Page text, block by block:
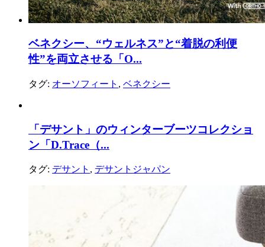
ベネクシー、“ウェルネス”と“着脱の利便
性”を両立させる「O...
タグ: オーソフィート , ベネクシー
「デサント」のウィンターブーツコレクショ
ン「D.Trace（...
タグ: デサント , デサントジャパン